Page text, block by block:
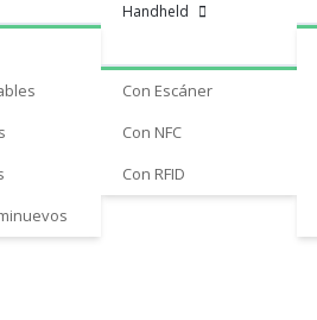
Handheld
Con Escáner
Con NFC
Con RFID